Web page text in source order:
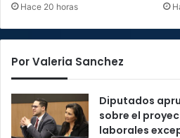
Hace 20 horas
Por Valeria Sanchez
Diputados
sobre el
laborales